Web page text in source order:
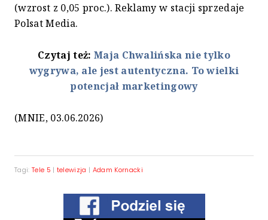
(wzrost z 0,05 proc.). Reklamy w stacji sprzedaje
Polsat Media.
Czytaj też: Maja Chwalińska nie tylko
wygrywa, ale jest autentyczna. To wielki
potencjał marketingowy
(MNIE, 03.06.2026)
Tagi: Tele 5 | telewizja | Adam Kornacki